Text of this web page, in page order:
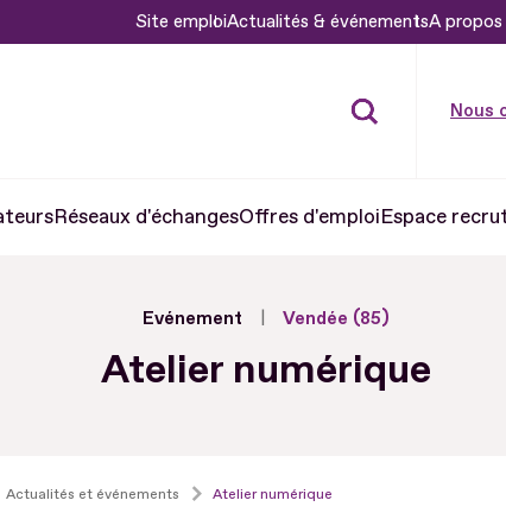
Site emploiActualités & événementsA
Nous
Réseaux d'échangesOffres d'emploiEspace
Evénement Vendée (85)
Atelier numérique
Actualités et événements Atelier numérique